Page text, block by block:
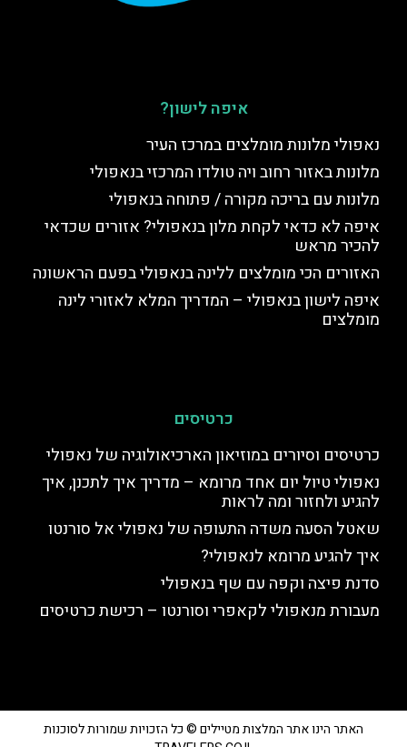
איפה לישון?
נאפולי מלונות מומלצים במרכז העיר
מלונות באזור רחוב ויה טולדו המרכזי בנאפולי
מלונות עם בריכה מקורה / פתוחה בנאפולי
איפה לא כדאי לקחת מלון בנאפולי? אזורים שכדאי
להכיר מראש
האזורים הכי מומלצים ללינה בנאפולי בפעם הראשונה
איפה לישון בנאפולי – המדריך המלא לאזורי לינה
מומלצים
כרטיסים
כרטיסים וסיורים במוזיאון הארכיאולוגיה של נאפולי
נאפולי טיול יום אחד מרומא – מדריך איך לתכנן, איך
להגיע ולחזור ומה לראות
שאטל הסעה משדה התעופה של נאפולי אל סורנטו
איך להגיע מרומא לנאפולי?
סדנת פיצה וקפה עם שף בנאפולי
מעבורת מנאפולי לקאפרי וסורנטו – רכישת כרטיסים
האתר הינו אתר המלצות מטיילים © כל הזכויות שמורות לסוכנות